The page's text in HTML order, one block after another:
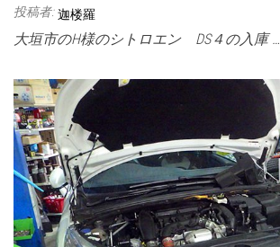
投稿者: 迦楼羅
大垣市のH様のシトロエン DS４の入庫 …